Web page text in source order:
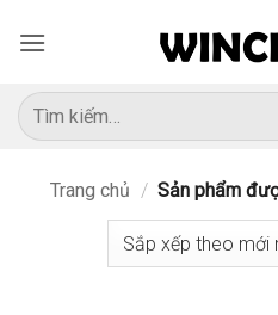
qua
dung
Tìm
kiếm:
Trang chủ / Sản phẩm